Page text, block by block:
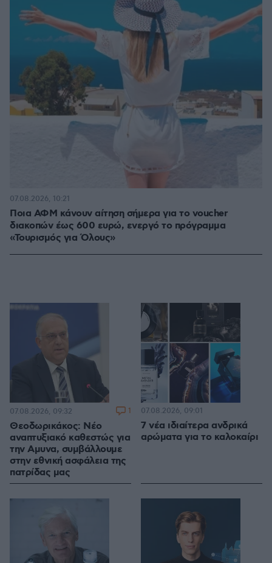
Ποια ΑΦΜ κάνουν αίτηση σήμερα για το voucher
διακοπών έως 600 ευρώ, ενεργό το πρόγραμμα
«Τουρισμός για Όλους»
07.08.2026, 10:21
Θεοδωρικάκος: Νέο
αναπτυξιακό καθεστώς για
την Αμυνα, συμβάλλουμε
στην εθνική ασφάλεια της
πατρίδας μας
07.08.2026, 09:32 1
7 νέα ιδιαίτερα ανδρικά
αρώματα για το καλοκαίρι
07.08.2026, 09:01